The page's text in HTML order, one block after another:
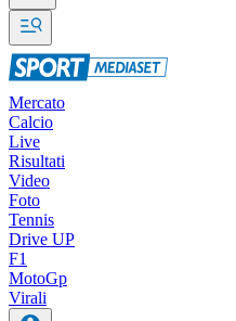
Mercato
Calcio
Live
Risultati
Video
Foto
Tennis
Drive UP
F1
MotoGp
Virali